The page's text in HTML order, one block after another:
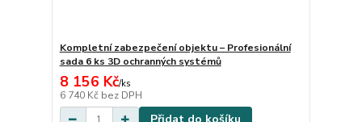
Kompletní zabezpečení objektu – Profesionální
sada 6 ks 3D ochranných systémů
8 156 Kč/ks
6 740 Kč bez DPH